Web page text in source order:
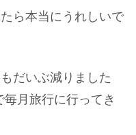
ら本当にうれしいで
だいぶ減りました
月旅行に行ってき